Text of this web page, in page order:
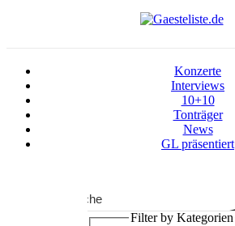
Konzerte
Interviews
10+10
Tonträger
News
GL präsentiert
Suche
Filter by Kategorien